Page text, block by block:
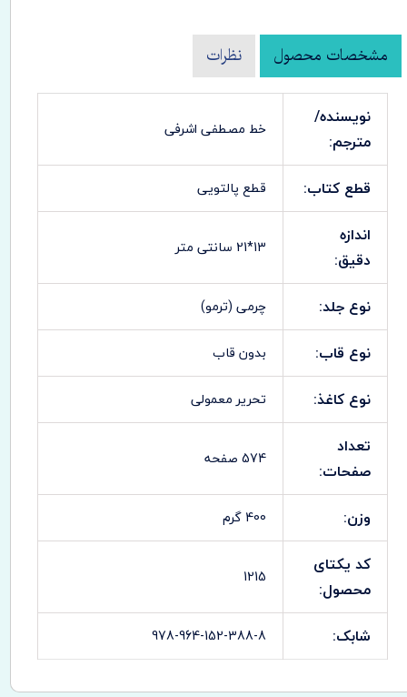
مشخصات محصول نظرات
نویسنده/
مترجم:
خط مصطفی اشرفی
قطع کتاب: قطع پالتویی
اندازه
دقیق:
13*21 سانتی متر
نوع جلد: چرمی (ترمو)
نوع قاب: بدون قاب
نوع کاغذ: تحریر معمولی
تعداد
صفحات:
574 صفحه
وزن: 400 گرم
کد یکتای
محصول:
1215
شابک: 978-964-152-388-8